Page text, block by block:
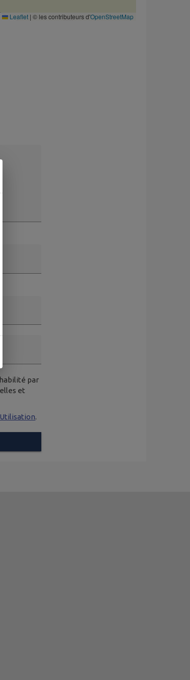
Leaflet | © les contributeurs d'OpenStreetMap
par
et
.